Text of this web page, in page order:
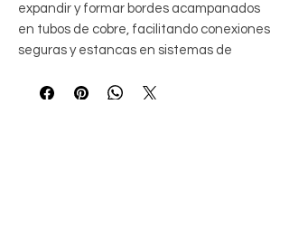
expandir y formar bordes acampanados
en tubos de cobre, facilitando conexiones
seguras y estancas en sistemas de
tubos desde 3/16" hasta 3/4". Incluye